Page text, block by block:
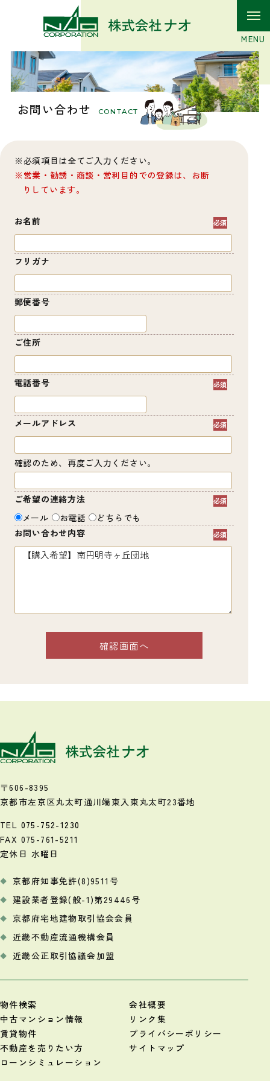
お問い合わせ CONTACT
必須項目は全てご入力ください。
営業・勧誘・商談・営利目的での登録は、お断
りしています。
お名前
フリガナ
郵便番号
ご住所
電話番号
メールアドレス
確認のため、再度ご入力ください。
ご希望の連絡方法
メール
お電話
どちらでも
お問い合わせ内容
〒606-8395
京都市左京区丸太町通川端東入 東丸太町23番地
TEL 075-752-1230
FAX 075-761-5211
定休日 水曜日
京都府知事免許(8)9511号
建設業者登録(般-1)第29446号
京都府宅地建物取引協会会員
近畿不動産流通機構会員
近畿公正取引協議会加盟
物件検索
中古マンション情報
賃貸物件
不動産を売りたい方
ローンシミュレーション
会社概要
リンク集
プライバシーポリシー
サイトマップ